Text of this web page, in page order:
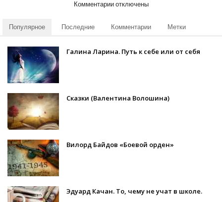
Комментарии отключены
Популярное Последние Комментарии Метки
Галина Ларина. Путь к себе или от себя
Сказки (Валентина Волошина)
Вилорд Байдов «Боевой орден»
Эдуард Качан. То, чему не учат в школе.